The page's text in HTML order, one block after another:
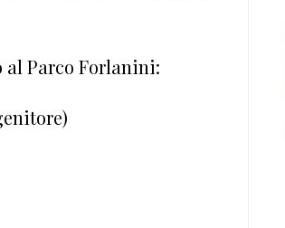
al Parco Forlanini: